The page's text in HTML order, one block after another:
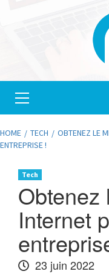
Primary
Menu
HOME TECH
OBTENEZ LE
ENTREPRISE !
Tech
Obtenez
Internet
23 juin 2022